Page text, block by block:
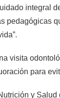
integral
pedagógicas
visita
para
y